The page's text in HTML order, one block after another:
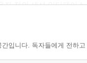
자 정의 세션 인터페이스
입니다. 독자들에게 전하